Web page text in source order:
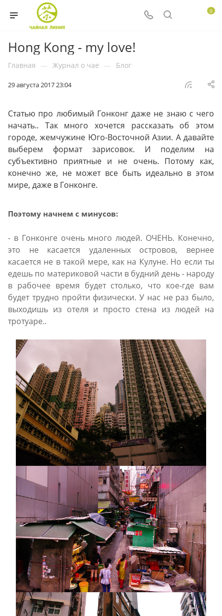
0
Hong Kong - my love!
Главная — Журнал о чае — Блог
29 августа 2017 23:04
Статью про любимый Гонконг даже не знаю с чего
начать.. Так много хочется рассказать об этом
городе, жемчужине Юго-Восточной Азии. А давайте
выберем формат зарисовок. И поделим на
субъективно приятные и не очень. Потому как,
конечно же, не может все быть идеально в этом
мире, даже в Гонконге.
Поэтому начнем с минусов:
- в Гонконге очень много людей. ОЧЕНЬ. Конечно,
это не касается удаленных островов, вернее
касается не в такой мере, как на Кулуне. Но если ты
едешь по материковой части в будний день - народу
в рабочее время будет столько, что кое-где вам
будет трудно пройти физически. У нас не раз было,
выходишь из отеля и просто стена из людей на
тротуаре..